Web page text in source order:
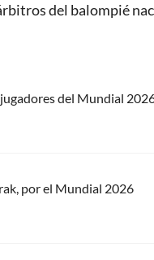
del balompié
del Mundial
por el Mundial 2026